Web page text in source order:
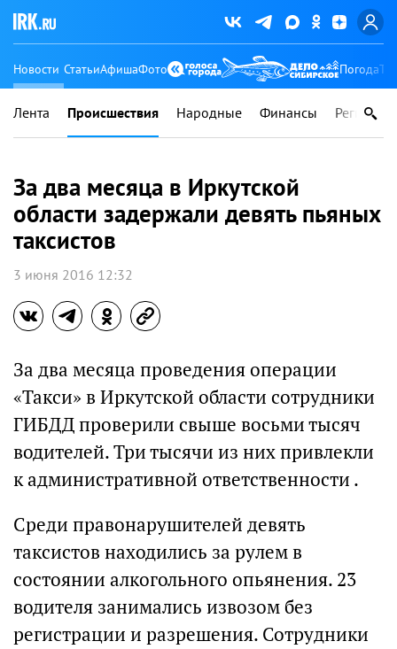
Новости СтатьиАфишаФото Погода
Лента Происшествия Народные Финансы Регионы
За два месяца в Иркутской
области задержали девять пьяных
таксистов
3 июня 2016 12:32
За два месяца проведения операции
«Такси» в Иркутской области сотрудники
ГИБДД проверили свыше восьми тысяч
водителей. Три тысячи из них привлекли
к административной ответственности .
Среди правонарушителей девять
таксистов находились за рулем в
состоянии алкогольного опьянения. 23
водителя занимались извозом без
регистрации и разрешения. Сотрудники